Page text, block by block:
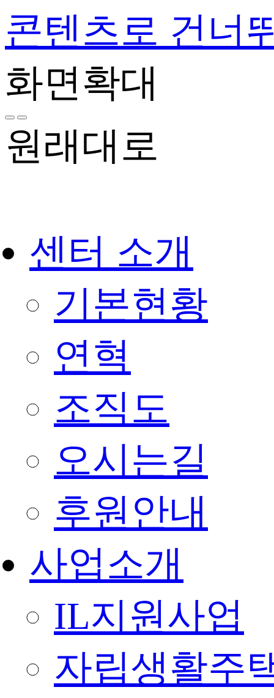
콘텐츠로 건너
화면확대
원래대로
센터 소개
기본현황
연혁
조직도
오시는길
후원안내
사업소개
IL지원사업
자립생활주